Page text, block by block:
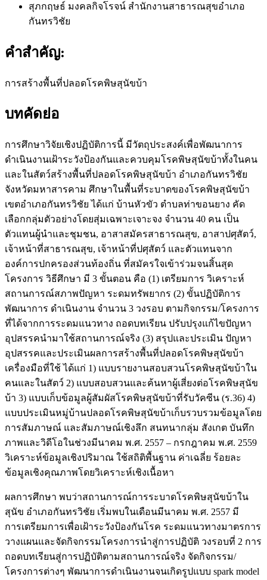
สุภกฤษธ์ มงคลกิจโรจน์ สำนักงานสาธารณสุขอำเภอ
กันทรวิชัย
คำสำคัญ:
การสร้างพื้นที่ปลอดโรคพิษสุนัขบ้า
บทคัดย่อ
การศึกษาวิจัยเชิงปฏิบัติการนี้ มีวัตถุประสงค์เพื่อพัฒนาการ
ดำเนินงานเฝ้าระวังป้องกันและควบคุมโรคพิษสุนัขบ้าทั้งในคน
และในสัตว์สร้างพื้นที่ปลอดโรคพิษสุนัขบ้า อำเภอกันทรวิชัย
จังหวัดมหาสารคาม ศึกษาในพื้นที่ระบาดของโรคพิษสุนัขบ้า
เขตอำเภอกันทรวิชัย ได้แก่ บ้านหัวขัว ตำบลท่าขอนยาง คัด
เลือกกลุ่มตัวอย่างโดยสุ่มเฉพาะเจาะจง จำนวน 40 คน เป็น
ตัวแทนผู้นำและชุมชน, อาสาสมัครสาธารณสุข, อาสาปศุสัตว์,
เจ้าหน้าที่สาธารณสุข, เจ้าหน้าที่ปศุสัตว์ และตัวแทนจาก
องค์การปกครองส่วนท้องถิ่น ที่สมัครใจเข้าร่วมจนสิ้นสุด
โครงการ วิธีศึกษา มี 3 ขั้นตอน คือ (1) เตรียมการ วิเคราะห์
สถานการณ์สภาพปัญหา ระดมทรัพยากร (2) ขั้นปฏิบัติการ
พัฒนาการ ดำเนินงาน จำนวน 3 วงรอบ ตามกิจกรรม/โครงการ
ที่ได้จากการระดมแนวทาง ถอดบทเรียน ปรับปรุงแก้ไขปัญหา
อุปสรรคนำมาใช้สถานการณ์จริง (3) สรุปและประเมิน ปัญหา
อุปสรรคและประเมินผลการสร้างพื้นที่ปลอดโรคพิษสุนัขบ้า
เครื่องมือที่ใช้ ได้แก่ 1) แบบรายงานสอบสวนโรคพิษสุนัขบ้าใน
คนและในสัตว์ 2) แบบสอบสวนและค้นหาผู้เสี่ยงต่อโรคพิษสุนัข
บ้า 3) แบบเก็บข้อมูลผู้สัมผัสโรคพิษสุนัขบ้าที่รับวัคซีน (ร.36) 4)
แบบประเมินหมู่บ้านปลอดโรคพิษสุนัขบ้าเก็บรวบรวมข้อมูลโดย
การสัมภาษณ์ และสัมภาษณ์เชิงลึก สนทนากลุ่ม สังเกต บันทึก
ภาพและวิดีโอในช่วงมีนาคม พ.ศ. 2557 – กรกฎาคม พ.ศ. 2559
วิเคราะห์ข้อมูลเชิงปริมาณ ใช้สถิติพื้นฐาน ค่าเฉลี่ย ร้อยละ
ข้อมูลเชิงคุณภาพโดยวิเคราะห์เชิงเนื้อหา
ผลการศึกษา พบว่าสถานการณ์การระบาดโรคพิษสุนัขบ้าใน
สุนัข อำเภอกันทรวิชัย เริ่มพบในเดือนมีนาคม พ.ศ. 2557 มี
การเตรียมการเพื่อเฝ้าระวังป้องกันโรค ระดมแนวทางมาตรการ
วางแผนและจัดกิจกรรมโครงการนำสู่การปฏิบัติ วงรอบที่ 2 การ
ถอดบทเรียนสู่การปฏิบัติตามสถานการณ์จริง จัดกิจกรรม/
โครงการต่างๆ พัฒนาการดำเนินงานจนเกิดรูปแบบ spark model